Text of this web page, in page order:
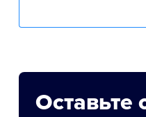
Оставьте